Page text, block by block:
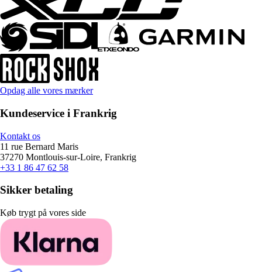
Opdag alle vores mærker
Kundeservice i Frankrig
Kontakt os
11 rue Bernard Maris
37270 Montlouis-sur-Loire, Frankrig
+33 1 86 47 62 58
Sikker betaling
Køb trygt på vores side